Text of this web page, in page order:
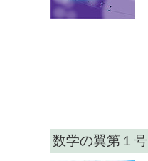
数学の翼第１号